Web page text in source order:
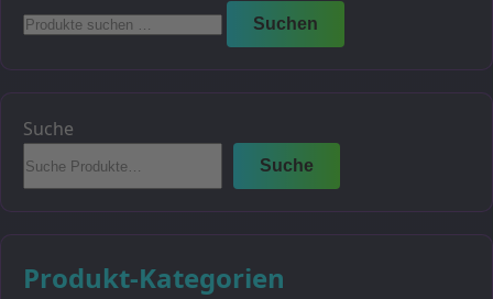
Suchen
nach:
Suchen
Suche
Suche
Produkt-Kategorien